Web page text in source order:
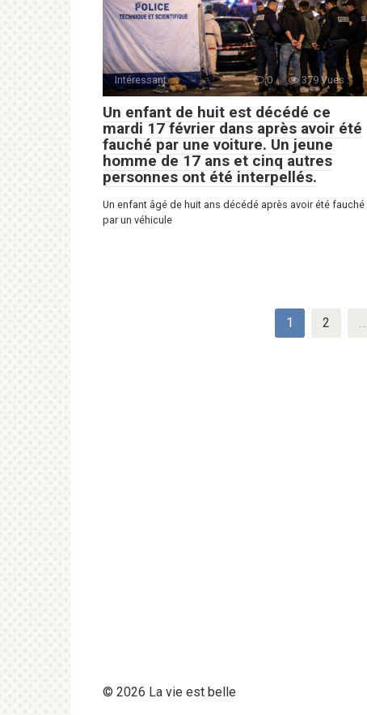
Intéressant 0 379 Vues :
Un enfant de huit est décédé ce
mardi 17 février dans après avoir été
fauché par une voiture. Un jeune
homme de 17 ans et cinq autres
personnes ont été interpellés.
Un enfant âgé de huit ans décédé après avoir été fauché
par un véhicule
1 2 …
© 2026 La vie est belle